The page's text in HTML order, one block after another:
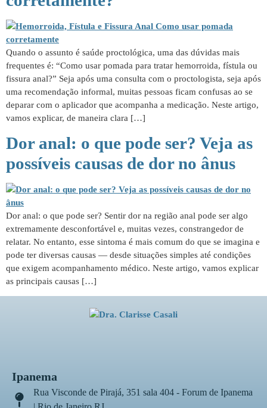
Quando o assunto é saúde proctológica, uma das dúvidas mais
frequentes é: “Como usar pomada para tratar hemorroida, fístula ou
fissura anal?” Seja após uma consulta com o proctologista, seja após
uma recomendação informal, muitas pessoas ficam confusas ao se
deparar com o aplicador que acompanha a medicação. Neste artigo,
vamos explicar, de maneira clara […]
Dor anal: o que pode ser? Veja as
possíveis causas de dor no ânus
Dor anal: o que pode ser? Sentir dor na região anal pode ser algo
extremamente desconfortável e, muitas vezes, constrangedor de
relatar. No entanto, esse sintoma é mais comum do que se imagina e
pode ter diversas causas — desde situações simples até condições
que exigem acompanhamento médico. Neste artigo, vamos explicar
as principais causas […]
Ipanema
Rua Visconde de Pirajá, 351 sala 404 - Forum de Ipanema